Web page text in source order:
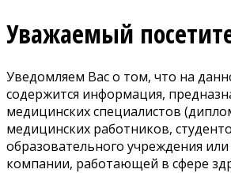
Уважаемый
Уведомляем Вас о том, что на
содержится информация,
медицинских специалистов
медицинских работников,
образовательного учреждения
компании, работающей в сфере